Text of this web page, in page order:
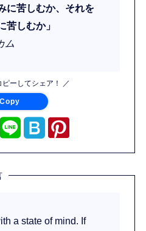
に苦しむか、それを
苦しむか」
ム
ーしてシェア！ ／
Copy
a state of mind. If